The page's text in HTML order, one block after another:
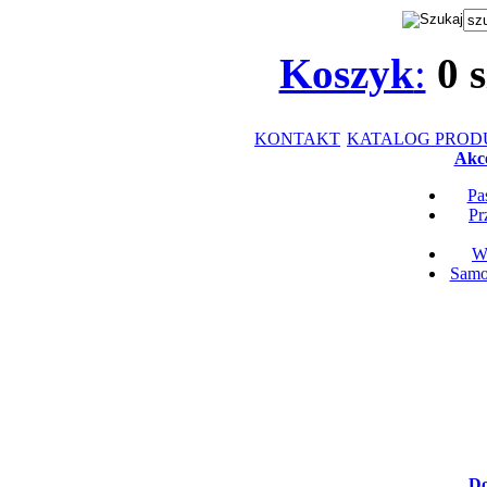
Koszyk: 0
KONTAKT KATALOG